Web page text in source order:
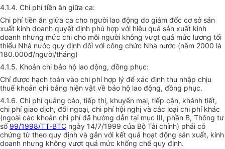
4.1.4. Chi phí tiền ăn giữa ca:
Chi phí tiền ăn giữa ca cho người lao động do giám đốc cơ sở sản
xuất kinh doanh quyết định phù hợp với hiệu quả sản xuất kinh
doanh nhưng mức chi cho mỗi người không vượt quá mức lương tối
thiểu Nhà nước quy định đối với công chức Nhà nước (năm 2000 là
180.000đ/người/tháng)
4.1.5. Khoản chi bảo hộ lao động, đồng phục:
Chỉ được hạch toán vào chi phí hợp lý để xác định thu nhập chịu
thuế khoản chi bằng hiện vật về bảo hộ lao động, đồng phục.
4.1.6. Chi phí quảng cáo, tiếp thị, khuyến mại, tiếp cận, khánh tiết,
chi phí giao dịch, đối ngoại, chi phí hội nghị và các loại chi phí khác
(ngoài các khoản chi phí đã hướng dẫn tại mục III, phần B, Thông tư
số 99/1998/TT-BTC ngày 14/7/1999 của Bộ Tài chính) phải có
chứng từ theo quy định và gắn với kết quả hoạt động sản xuất, kinh
doanh nhưng không vượt quá mức khống chế quy định.